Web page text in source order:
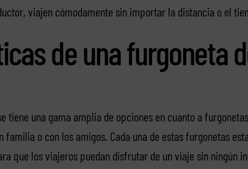
viajen cómodamente sin importar la distancia o el
de una furgoneta
tiene una gama amplia de opciones en cuanto a
familia o con los amigos. Cada una de estas furgonetas
que los viajeros puedan disfrutar de un viaje sin ningún